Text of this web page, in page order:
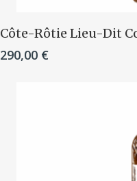
Côte-Rôtie Lieu-Dit
290,00 €